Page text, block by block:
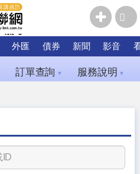
外匯 債券 新聞 影音
訂單查詢 ▼ 服務說明 ▼